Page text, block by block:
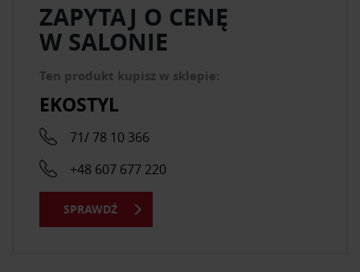
ZAPYTAJ O CENĘ
W SALONIE
Ten produkt kupisz w sklepie:
EKOSTYL
71/ 78 10 366
+48 607 677 220
SPRAWDŹ